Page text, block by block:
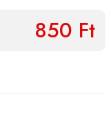
850 Ft